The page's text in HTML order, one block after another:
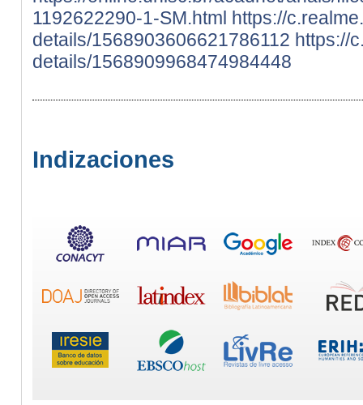
1192622290-1-SM.html https://
details/1568903606621786112 https://
details/1568909968474984448
Indizaciones